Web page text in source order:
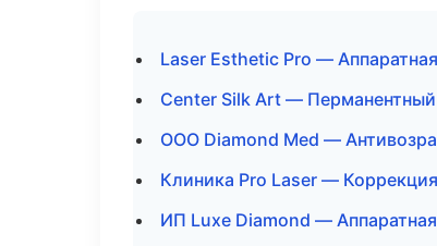
Laser Esthetic Pro —
Center Silk Art —
ООО Diamond Med —
Клиника Pro Laser —
ИП Luxe Diamond —